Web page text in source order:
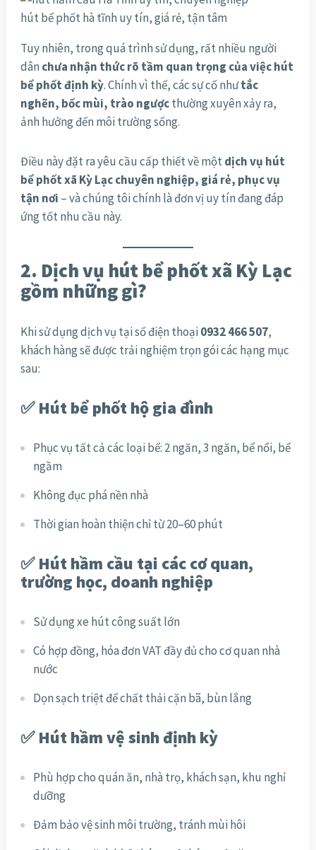
hút bể phốt hà tĩnh uy tín, giá rẻ, tận tâm
Tuy nhiên, trong quá trình sử dụng, rất nhiều người
dân chưa nhận thức rõ tầm quan trọng của việc hút
bể phốt định kỳ. Chính vì thế, các sự cố nhưtắc
nghẽn, bốc mùi, trào ngượcthường xuyên xảy ra,
ảnh hưởng đến môi trường sống.
Điều này đặt ra yêu cầu cấp thiết về mộtdịch vụ hút
bể phốt xã Kỳ Lạc chuyên nghiệp, giá rẻ, phục vụ
tận nơi – và chúng tôi chính là đơn vị uy tín đang đáp
ứng tốt nhu cầu này.
2. Dịch vụ hút bể phốt xã Kỳ Lạc
gồm những gì?
Khi sử dụng dịch vụ tại số điện thoại 0932 466 507,
khách hàng sẽ được trải nghiệm trọn gói các hạng mục
sau:
✅ Hút bể phốt hộ gia đình
Phục vụ tất cả các loại bể: 2 ngăn, 3 ngăn, bể nổi, bể
ngầm
Không đục phá nền nhà
Thời gian hoàn thiện chỉ từ 20–60 phút
✅ Hút hầm cầu tại các cơ quan,
trường học, doanh nghiệp
Sử dụng xe hút công suất lớn
Có hợp đồng, hóa đơn VAT đầy đủ cho cơ quan nhà
nước
Dọn sạch triệt để chất thải cặn bã, bùn lắng
✅ Hút hầm vệ sinh định kỳ
Phù hợp cho quán ăn, nhà trọ, khách sạn, khu nghỉ
dưỡng
Đảm bảo vệ sinh môi trường, tránh mùi hôi